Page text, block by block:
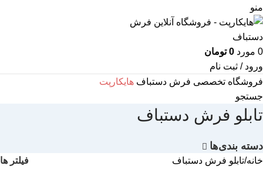
منو
0 مورد 0 تومان
ورود / ثبت نام
فروشگاه تخصصی فرش دستباف هایکارپت
جستجو
تابلو فرش دستباف
دسته بندی‌ها
خانه تابلو فرش دستباف فیلتر ها